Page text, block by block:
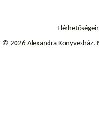
© 2026 Alexandra Könyvesház.